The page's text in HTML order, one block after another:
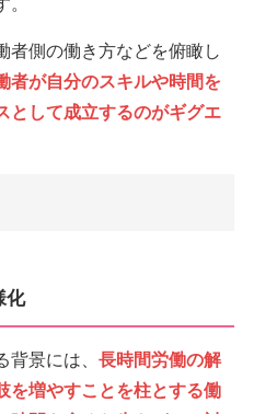
者側の働き方などを俯瞰し
者が自分のスキルや時間を
として成立するのがギグエ
化
景には、 長時間労働の解
を増やすことを柱とする働